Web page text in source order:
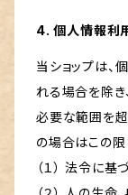
4. 個人情報利
当ショップは、
れる場合を除き
必要な範囲を超
の場合はこの限
（１） 法令に基